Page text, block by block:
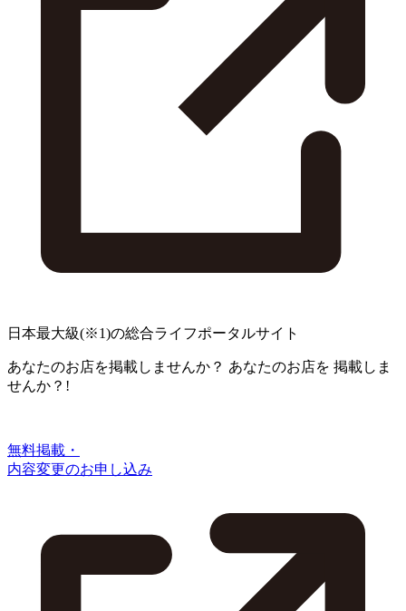
日本最大級(※1)の総合ライフポータルサイト
あなたのお店を掲載しませんか？ あなたのお店を 掲載しま
せんか？!
無料掲載・
内容変更のお申し込み